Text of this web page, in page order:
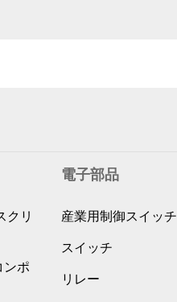
クリ
ンポ
電子部品
産業用制御スイッチ
スイッチ
リレー